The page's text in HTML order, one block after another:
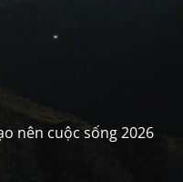
nên cuộc sống 2026